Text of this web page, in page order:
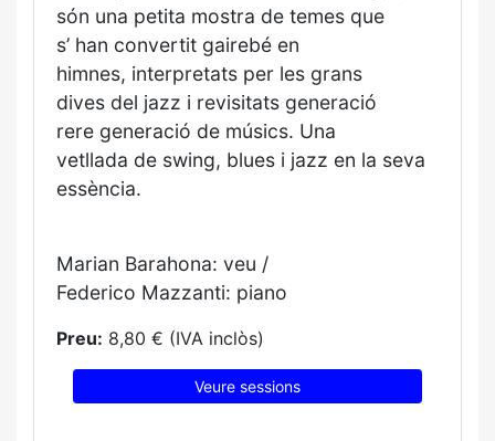
són una petita mostra de temes que
s’ han convertit gairebé en
himnes, interpretats per les grans
dives del jazz i revisitats generació
rere generació de músics. Una
vetllada de swing, blues i jazz en la seva
essència.
Marian Barahona: veu /
Federico Mazzanti: piano
Preu: 8,80 € (IVA inclòs)
Veure sessions